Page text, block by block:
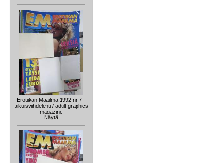
Erotiikan Maailma 1992 nr 7 -
aikuisviihdelehti / adult graphics
magazine
Näytä